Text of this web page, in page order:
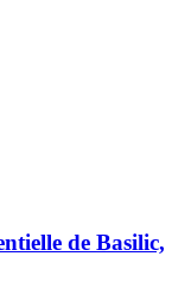
de Basilic,